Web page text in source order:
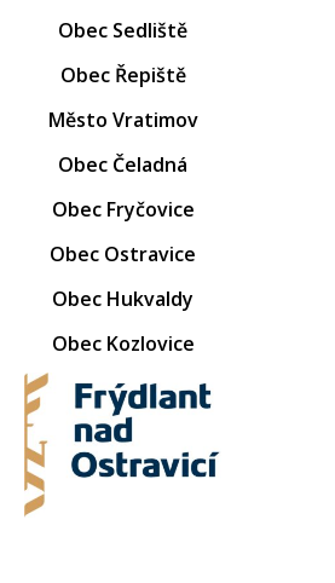
Obec Sedliště
Obec Řepiště
Město Vratimov
Obec Čeladná
Obec Fryčovice
Obec Ostravice
Obec Hukvaldy
Obec Kozlovice